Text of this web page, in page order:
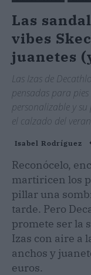
Las
vibes
juanetes
Las Izas de
pensadas para
personalizable y
el calzado del
Isabel Rodríguez
Reconócelo,
martiricen los
pillar una
tarde. Pero
promete ser la
Izas con aire a
anchos y
euros.